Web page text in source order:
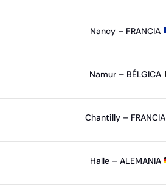
Nancy – FRANCIA
Namur – BÉLGICA
Chantilly – FRANCIA
Halle – ALEMANIA